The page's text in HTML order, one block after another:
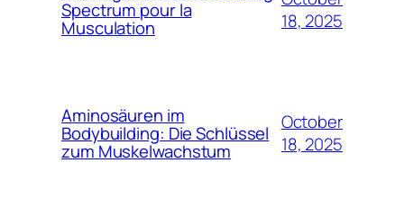
Spectrum pour la
Musculation
18, 2025
Aminosäuren im
Bodybuilding: Die Schlüssel
zum Muskelwachstum
October
18, 2025